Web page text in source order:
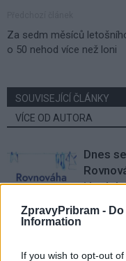
ZpravyPribram -
Information
If you wish to opt-out
Za sedm měsíců
o 50 nehod více než loni
SOUVISEJÍCÍ ČLÁNKY
VÍCE OD AUTORA
Kultura
Dnes
i
Dobříšsko
s